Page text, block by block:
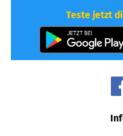
Teste jetzt